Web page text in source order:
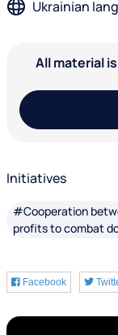
Ukrainian
All material
Initiatives
#Cooperation
profits to combat
Facebook